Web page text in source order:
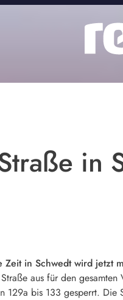
in
in Schwedt wird jetzt
aus für den gesamten
129a bis 133 gesperrt. Die